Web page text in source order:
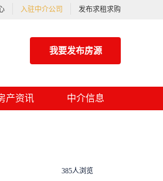
入驻中介公司 发布求租求购
我要发布房源
产资讯 中介信息
385人浏览